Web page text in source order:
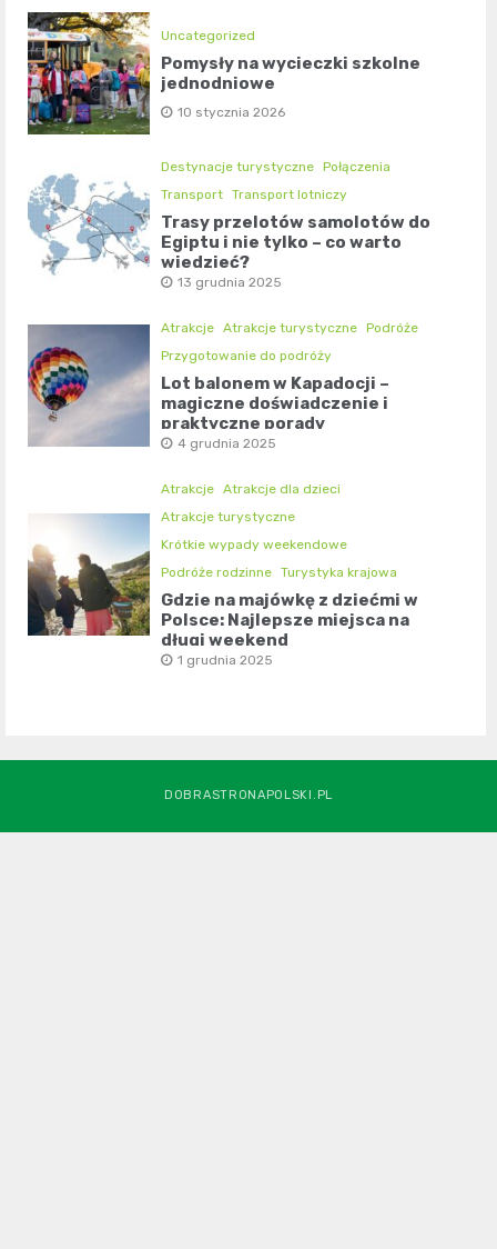
Uncategorized
Pomysły na wycieczki szkolne
jednodniowe
10 stycznia 2026
Destynacje turystyczne Połączenia
Transport Transport lotniczy
Trasy przelotów samolotów do
Egiptu i nie tylko – co warto
wiedzieć?
13 grudnia 2025
Atrakcje Atrakcje turystyczne Podróże
Przygotowanie do podróży
Lot balonem w Kapadocji –
magiczne doświadczenie i
praktyczne porady
4 grudnia 2025
Atrakcje Atrakcje dla dzieci
Atrakcje turystyczne
Krótkie wypady weekendowe
Podróże rodzinne Turystyka krajowa
Gdzie na majówkę z dziećmi w
Polsce: Najlepsze miejsca na
długi weekend
1 grudnia 2025
DOBRASTRONAPOLSKI.PL